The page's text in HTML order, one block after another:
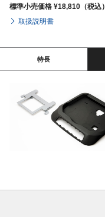
標準小売価格 ¥18,810（税込）
取扱説明書
特長